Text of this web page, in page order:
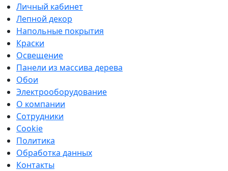
Личный кабинет
Лепной декор
Напольные покрытия
Краски
Освещение
Панели из массива дерева
Обои
Электрооборудование
О компании
Сотрудники
Cookie
Политика
Обработка данных
Контакты